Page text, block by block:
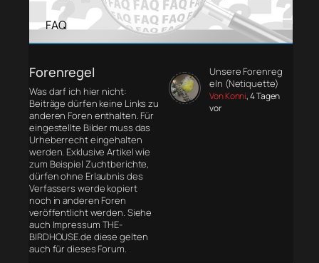
FAQ
Forenregel
Was darf ich hier nicht:
Beiträge dürfen keine Links zu
anderen Foren enthalten. Für
eingestellte Bilder muss das
Urheberrecht eingehalten
werden. Exklusive Artikel wie
zum Beispiel Zuchtberichte,
dürfen ohne Erlaubnis des
Verfassers werde kopiert
noch in anderen Foren
veröffentlicht werden. Siehe
auch Impressum THE-
BIRDHOUSE.de diese gelten
auch für dieses Forum.
Unsere Forenreg
eln (Netiquette)
Von Konni, 4 Tagen
vor